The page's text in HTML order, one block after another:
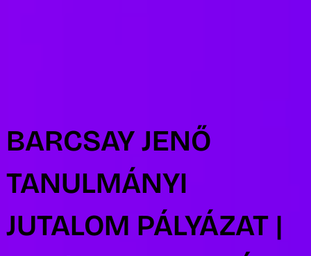
BARCSAY JENŐ
TANULMÁNYI
JUTALOM PÁLYÁZAT |